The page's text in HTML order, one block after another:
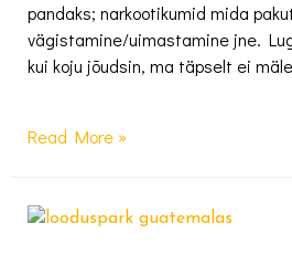
pandaks; narkootikumid mida
vägistamine/uimastamine jne.
kui koju jõudsin, ma täpselt ei
Elu
–
Read More »